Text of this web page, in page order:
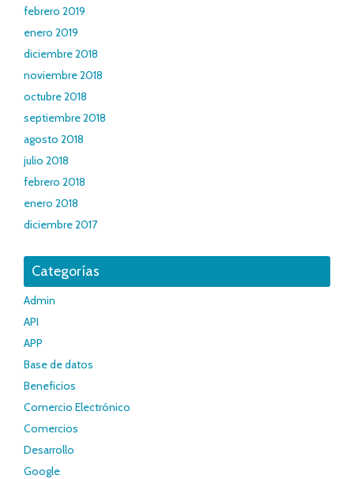
febrero 2019
enero 2019
diciembre 2018
noviembre 2018
octubre 2018
septiembre 2018
agosto 2018
julio 2018
febrero 2018
enero 2018
diciembre 2017
Categorías
Admin
API
APP
Base de datos
Beneficios
Comercio Electrónico
Comercios
Desarrollo
Google